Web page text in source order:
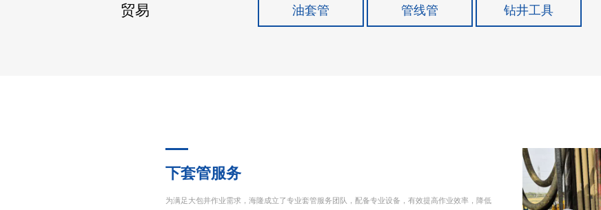
贸易 油套管 管线管 钻井工具
下套管服务
为满足大包井作业需求，海隆成立了专业套管服务团队，配备专业设备，有效提高作业效率，降低